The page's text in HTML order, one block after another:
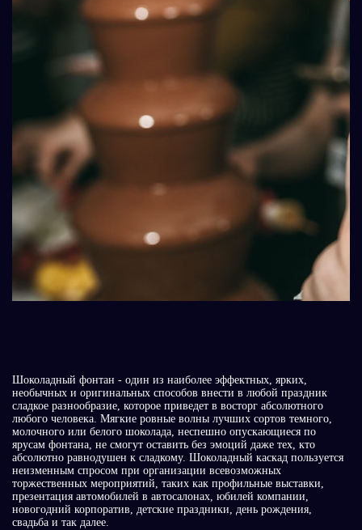
Шоколадный фонтан - один из наиболее эффектных, ярких,
необычных и оригинальных способов внести в любой праздник
сладкое разнообразие, которое приведет в восторг абсолютного
любого человека. Мягкие ровные волны лучших сортов темного,
молочного или белого шоколада, неспешно опускающиеся по
ярусам фонтана, не смогут оставить без эмоций даже тех, кто
абсолютно равнодушен к сладкому. Шоколадный каскад пользуется
неизменным спросом при организации всевозможных
торжественных мероприятий, таких как профильные выставки,
презентация автомобилей в автосалонах, юбилей компании,
новогодний корпоратив, детские праздники, день рождения,
свадьба и так далее.